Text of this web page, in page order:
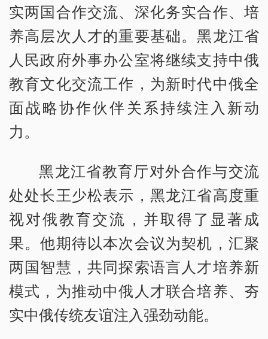
实两国合作交流、深化务实合作、培
养高层次人才的重要基础。黑龙江省
人民政府外事办公室将继续支持中俄
教育文化交流工作，为新时代中俄全
面战略协作伙伴关系持续注入新动
力。
黑龙江省教育厅对外合作与交流
处处长王少松表示，黑龙江省高度重
视对俄教育交流，并取得了显著成
果。他期待以本次会议为契机，汇聚
两国智慧，共同探索语言人才培养新
模式，为推动中俄人才联合培养、夯
实中俄传统友谊注入强劲动能。